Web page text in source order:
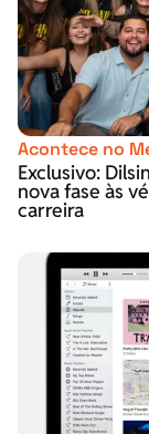
Acontece no
Exclusivo:
nova fase às
carreira